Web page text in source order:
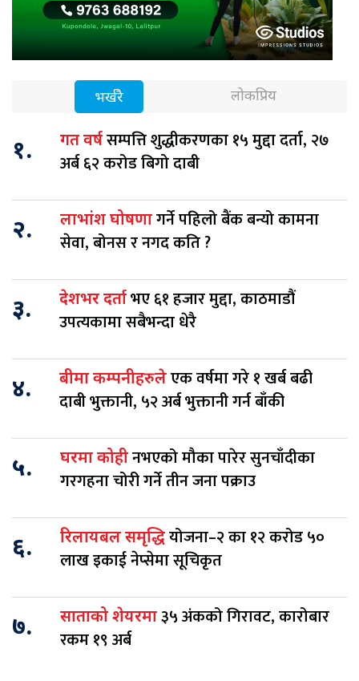
भर्खरै लोकप्रिय
१. गत वर्षसम्पत्ति शुद्धीकरणका १५ मुद्दा दर्ता, २७
अर्ब ६२ करोड बिगो दाबी
२. लाभांश घोषणागर्ने पहिलो बैंक बन्यो कामना
सेवा, बोनस र नगद कति ?
३. देशभर दर्ताभए ६१ हजार मुद्दा, काठमाडौं
उपत्यकामा सबैभन्दा धेरै
४. बीमा कम्पनीहरुलेएक वर्षमा गरे १ खर्ब बढी
दाबी भुक्तानी, ५२ अर्ब भुक्तानी गर्न बाँकी
५. घरमा कोहीनभएको मौका पारेर सुनचाँदीका
गरगहना चोरी गर्ने तीन जना पक्राउ
६. रिलायबल समृद्धियोजना–२ का १२ करोड ५०
लाख इकाई नेप्सेमा सूचिकृत
७. साताको शेयरमा३५ अंकको गिरावट, कारोबार
रकम १९ अर्ब